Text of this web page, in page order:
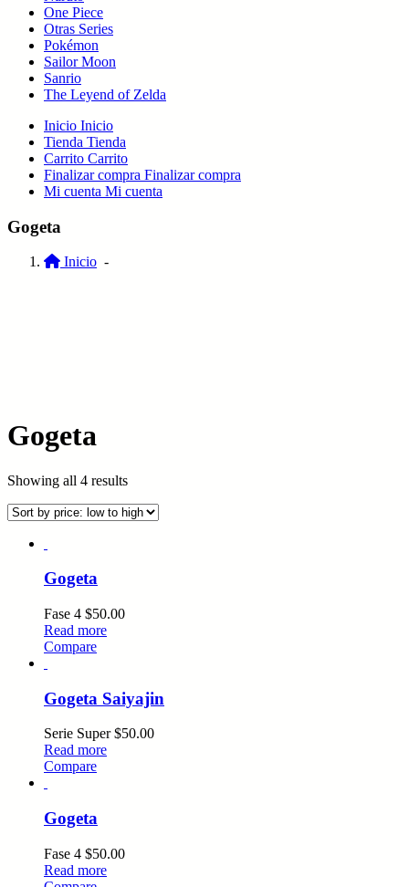
One Piece
Otras Series
Pokémon
Sailor Moon
Sanrio
The Leyend of Zelda
Inicio Inicio
Tienda Tienda
Carrito Carrito
Finalizar compra Finalizar compra
Mi cuenta Mi cuenta
Gogeta
Inicio -
Gogeta
Showing all 4 results
Gogeta
Fase 4 $50.00
Read more
Compare
Gogeta Saiyajin
Serie Super$50.00
Read more
Compare
Gogeta
Fase 4 $50.00
Read more